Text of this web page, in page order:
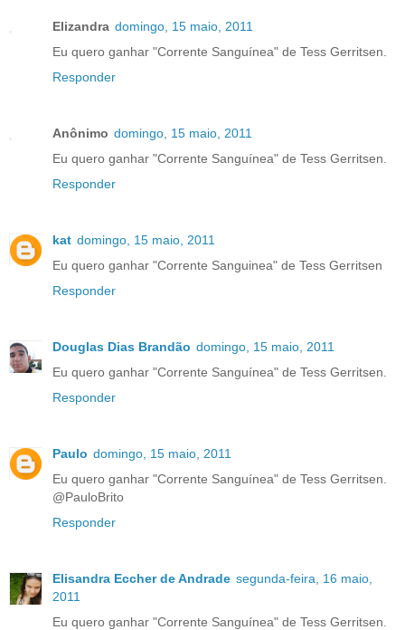
Elizandra domingo, 15 maio, 2011
Eu quero ganhar "Corrente Sanguínea" de Tess Gerritsen.
Responder
Anônimo domingo, 15 maio, 2011
Eu quero ganhar "Corrente Sanguínea" de Tess Gerritsen.
Responder
kat domingo, 15 maio, 2011
Eu quero ganhar "Corrente Sanguinea" de Tess Gerritsen
Responder
Douglas Dias Brandão domingo, 15 maio, 2011
Eu quero ganhar "Corrente Sanguínea" de Tess Gerritsen.
Responder
Paulo domingo, 15 maio, 2011
Eu quero ganhar "Corrente Sanguínea" de Tess Gerritsen.
@PauloBrito
Responder
Elisandra Eccher de Andrade segunda-feira, 16 maio,
2011
Eu quero ganhar "Corrente Sanguínea" de Tess Gerritsen.